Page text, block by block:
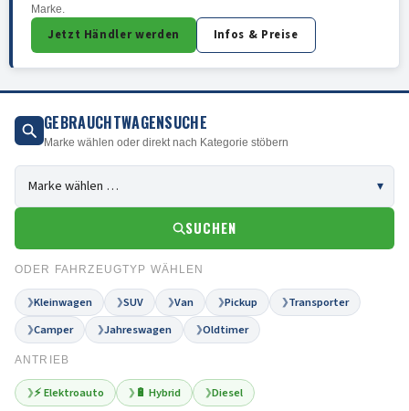
Marke.
Jetzt Händler werden Infos & Preise
GEBRAUCHTWAGENSUCHE
Marke wählen oder direkt nach Kategorie stöbern
SUCHEN
ODER FAHRZEUGTYP WÄHLEN
❯Kleinwagen ❯SUV ❯Van ❯Pickup ❯Transporter
❯Camper ❯Jahreswagen ❯Oldtimer
ANTRIEB
❯⚡ Elektroauto ❯ 🔋 Hybrid ❯Diesel